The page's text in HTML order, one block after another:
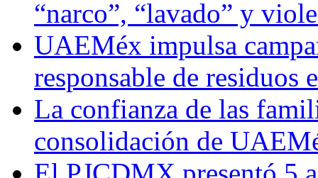
“narco”, “lavado” y
UAEMéx impulsa
responsable de residuos
La confianza de las
consolidación de